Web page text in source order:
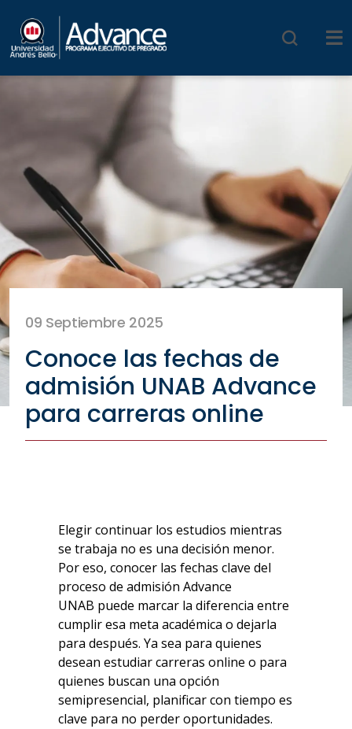
09 Septiembre 2025
Conoce las fechas de
admisión UNAB Advance
para carreras online
Elegir continuar los estudios mientras
se trabaja no es una decisión menor.
Por eso, conocer las fechas clave del
proceso de admisión Advance
UNAB puede marcar la diferencia entre
cumplir esa meta académica o dejarla
para después. Ya sea para quienes
desean estudiar carreras online o para
quienes buscan una opción
semipresencial, planificar con tiempo es
clave para no perder oportunidades.